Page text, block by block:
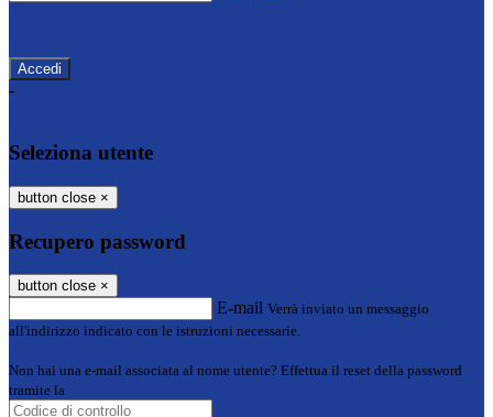
-
Seleziona utente
button close ×
Recupero password
button close ×
E-mail Verrà inviato un messaggio
all'indirizzo indicato con le istruzioni necessarie.
Non hai una e-mail associata al nome utente? Effettua il reset della password
tramite la